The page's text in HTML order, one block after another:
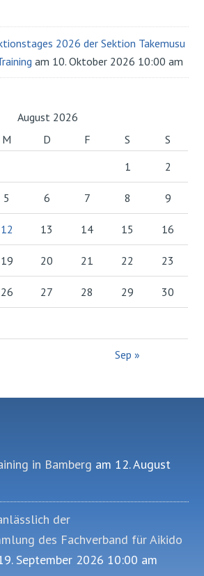
2026 der Sektion Takemusu
am 10. Oktober 2026 10:00 am
August 2026
M D F S
S
1
2
5 6 7 8 9
12 13 14 15 16
19 20 21 22 23
26 27 28 29 30
Sep »
in Bamberg am 12. August
der
des Fachverband für Aikido
September 2026 10:00 am